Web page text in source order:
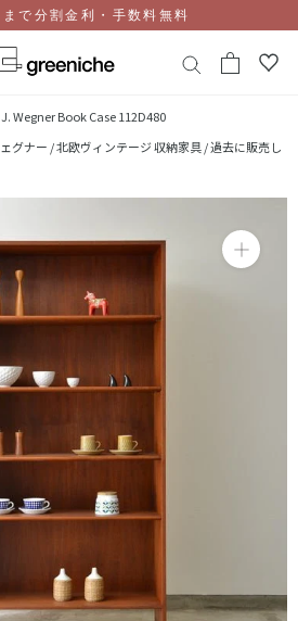
で分割金利・手数料無料
Wegner Book Case 112D480
グナー /北欧ヴィンテージ 収納家具 /過去に販売し